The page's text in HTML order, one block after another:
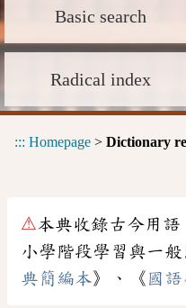
Basic search
Radical index
::: Homepage > Dictionary
⚠本典收錄古今用語
小學階段學習與一
典簡編本》、《 國